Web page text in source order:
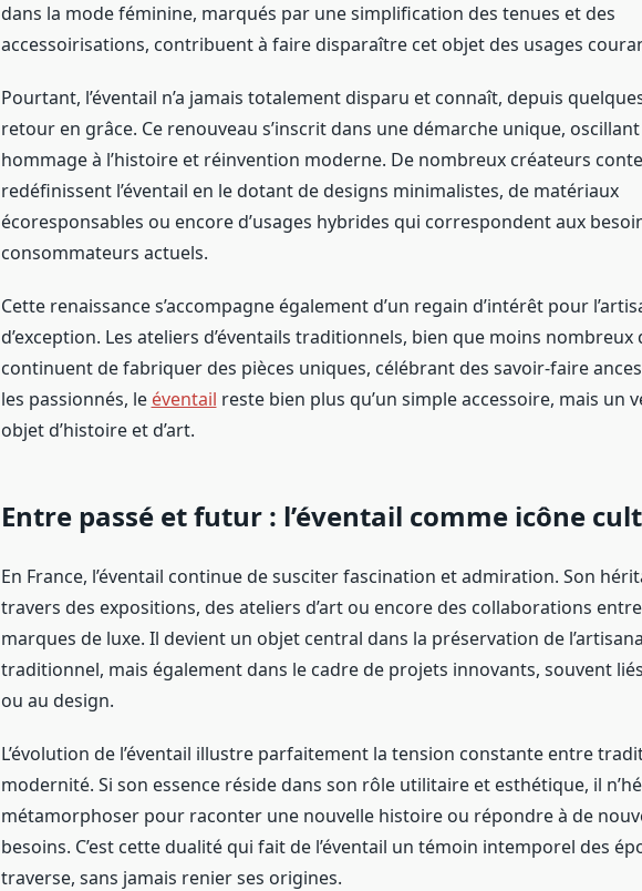
dans la mode féminine, marqués par une simplification des tenues et des
accessoirisations, contribuent à faire disparaître cet objet des usages
Pourtant, l’éventail n’a jamais totalement disparu et connaît, depuis
retour en grâce. Ce renouveau s’inscrit dans une démarche unique,
hommage à l’histoire et réinvention moderne. De nombreux créateurs
redéfinissent l’éventail en le dotant de designs minimalistes, de matériaux
écoresponsables ou encore d’usages hybrides qui correspondent aux
consommateurs actuels.
Cette renaissance s’accompagne également d’un regain d’intérêt pour
d’exception. Les ateliers d’éventails traditionnels, bien que moins nombreux
continuent de fabriquer des pièces uniques, célébrant des savoir-faire
les passionnés, le éventail reste bien plus qu’un simple accessoire, mais un
objet d’histoire et d’art.
Entre passé et futur : l’éventail comme icône
En France, l’éventail continue de susciter fascination et admiration. Son
travers des expositions, des ateliers d’art ou encore des collaborations
marques de luxe. Il devient un objet central dans la préservation de
traditionnel, mais également dans le cadre de projets innovants, souvent
ou au design.
L’évolution de l’éventail illustre parfaitement la tension constante entre
modernité. Si son essence réside dans son rôle utilitaire et esthétique, il
métamorphoser pour raconter une nouvelle histoire ou répondre à de
besoins. C’est cette dualité qui fait de l’éventail un témoin intemporel des
traverse, sans jamais renier ses origines.